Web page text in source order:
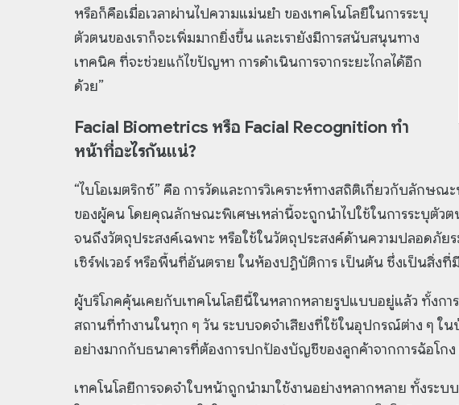
หรือก็คือเมื่อเวลาผ่านไปความแม่นยำ ของเทคโนโลยีในการระบุ
ตัวตนของเราก็จะเพิ่มมากยิ่งขึ้น และเรายังมีการสนับสนุนทาง
เทคนิค ที่จะช่วยแก้ไขปัญหา การดำเนินการจากระยะไกลได้อีก
ด้วย”
Facial Biometrics หรือ Facial Recognition ทำ
หน้าที่อะไรกันแน่?
“ไบโอเมตริกซ์” คือ การวัดและการวิเคราะห์ทางสถิติเกี่ยวกับลัก
ของผู้คน โดยคุณลักษณะพิเศษเหล่านี้จะถูกนำไปใช้ในการระบุตัว
จนถึงวัตถุประสงค์เฉพาะ หรือใช้ในวัตถุประสงค์ด้านความปลอดภัย
เซิร์ฟเวอร์ หรือพื้นที่อันตราย ในห้องปฏิบัติการ เป็นต้น ซึ่งเป็นสิ่งที่
ผู้บริโภคคุ้นเคยกับเทคโนโลยีนี้ในหลากหลายรูปแบบอยู่แล้ว ทั้งการ
สถานที่ทำงานในทุก ๆ วัน ระบบจดจำเสียงที่ใช้ในอุปกรณ์ต่าง ๆ ใ
อย่างมากกับธนาคารที่ต้องการปกป้องบัญชีของลูกค้าจากการฉ้อโกง
เทคโนโลยีการจดจำใบหน้าถูกนำมาใช้งานอย่างหลากหลาย ทั้งระ